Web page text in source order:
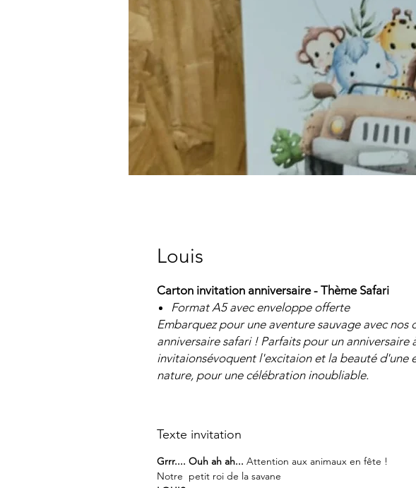
Louis
Carton invitation anniversaire - Thème Safari
Format A5 avec enveloppe offerte
Embarquez pour une aventure sauvage avec
anniversaire safari ! Parfaits pour un anniversaire
invitaionsévoquent l'excitaion et la beauté d'une
nature, pour une célébration inoubliable.
Texte invitation
Grrr.... Ouh ah ah... Attention aux animaux en fête !
Notre petit roi de la savane